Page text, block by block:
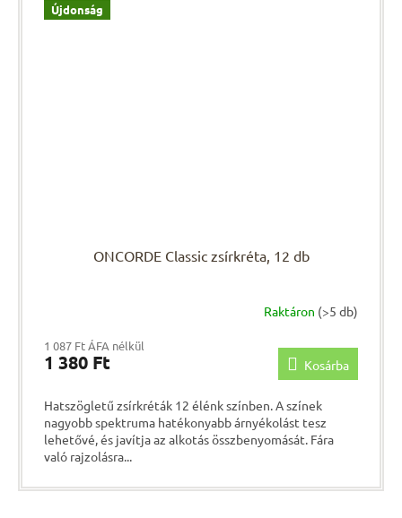
Újdonság
ONCORDE Classic zsírkréta, 12 db
Raktáron (>5 db)
1 087 Ft ÁFA nélkül
1 380 Ft Kosárba
Hatszögletű zsírkréták 12 élénk színben. A színek
nagyobb spektruma hatékonyabb árnyékolást tesz
lehetővé, és javítja az alkotás összbenyomását. Fára
való rajzolásra...